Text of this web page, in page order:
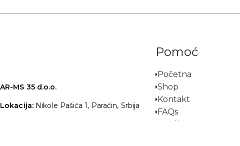
AR-MS 35 d.o.o.
Lokacija:Nikole Pašića 1, Paraćin, Srbija
Pomoć
Početna
Shop
Kontakt
FAQs